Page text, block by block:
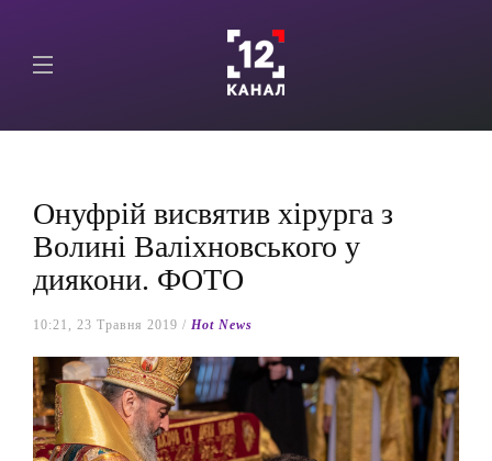
Онуфрій висвятив хірурга з
Волині Валіхновського у
диякони. ФОТО
10:21, 23 Травня 2019 / Hot News